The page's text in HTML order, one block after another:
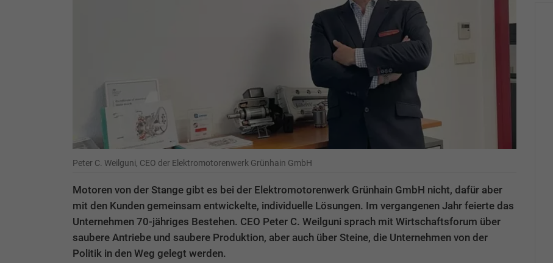
Peter C. Weilguni, CEO der Elektromotorenwerk Grünhain GmbH
Motoren von der Stange gibt es bei der Elektromotorenwerk Grünhain GmbH nicht, dafür aber
mit den Kunden gemeinsam entwickelte, individuelle Lösungen. Im vergangenen Jahr feierte das
Unternehmen 70-jähriges Bestehen. CEO Peter C. Weilguni sprach mit Wirtschaftsforum über
saubere Antriebe und saubere Produktion, aber auch über Steine, die Unternehmen von der
Politik in den Weg gelegt werden.